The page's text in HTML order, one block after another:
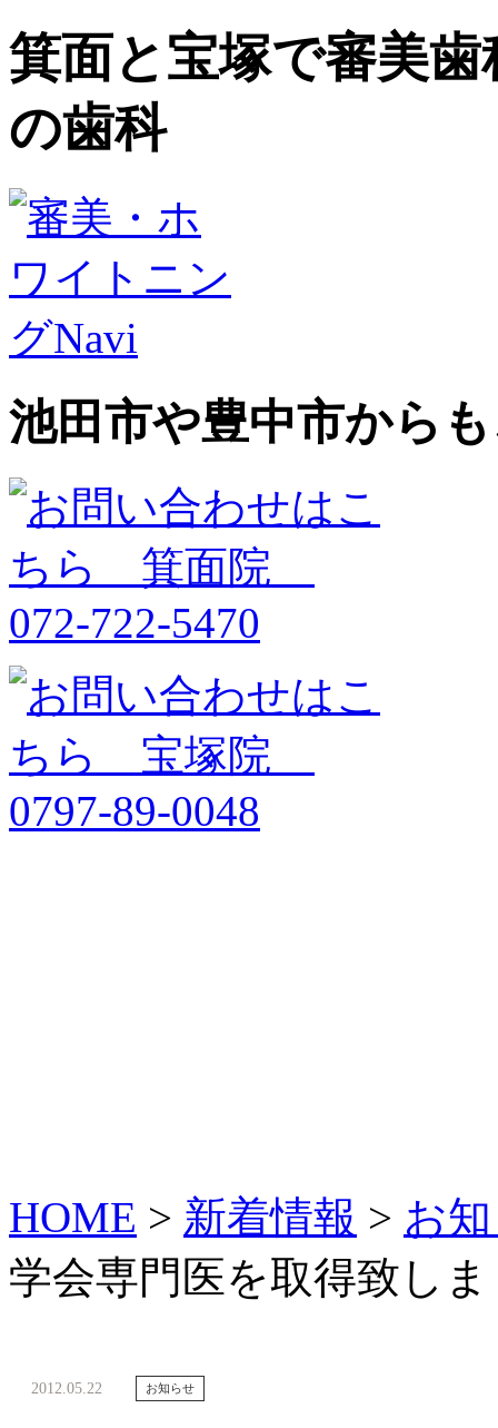
箕面と宝塚で審美
の歯科
池田市や豊中市から
HOME > 新着情報 > お
学会専門医を取得致し
2012.05.22 お知らせ